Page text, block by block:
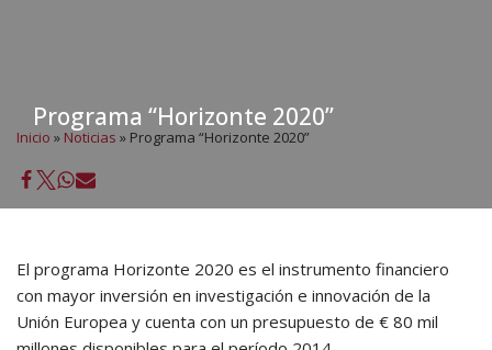
Programa “Horizonte 2020”
Inicio » Noticias » Programa “Horizonte 2020”
El programa Horizonte 2020 es el instrumento financiero
con mayor inversión en investigación e innovación de la
Unión Europea y cuenta con un presupuesto de € 80 mil